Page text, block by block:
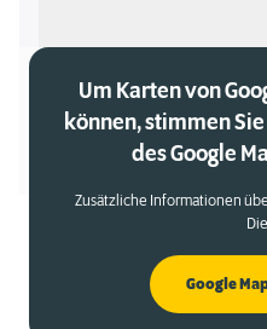
Um Karten von
können, stimmen
des Google
Zusätzliche Informationen
Google